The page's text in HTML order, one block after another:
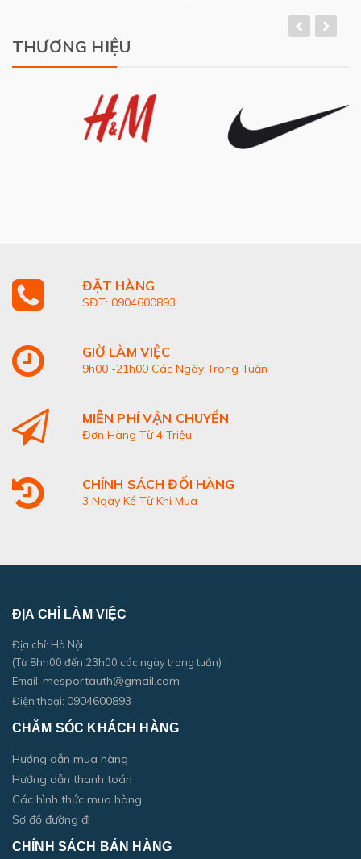
THƯƠNG HIỆU
ĐẶT HÀNG
SĐT: 0904600893
GIỜ LÀM VIỆC
9h00 -21h00 Các Ngày Trong Tuần
MIỄN PHÍ VẬN CHUYỂN
Đơn Hàng Từ 4 Triệu
CHÍNH SÁCH ĐỔI HÀNG
3 Ngày Kể Từ Khi Mua
ĐỊA CHỈ LÀM VIỆC
Địa chỉ: Hà Nội
(Từ 8hh00 đến 23h00 các ngày trong tuần)
Email: mesportauth@gmail.com
Điện thoại: 0904600893
CHĂM SÓC KHÁCH HÀNG
Hướng dẫn mua hàng
Hướng dẫn thanh toán
Các hình thức mua hàng
Sơ đồ đường đi
CHÍNH SÁCH BÁN HÀNG